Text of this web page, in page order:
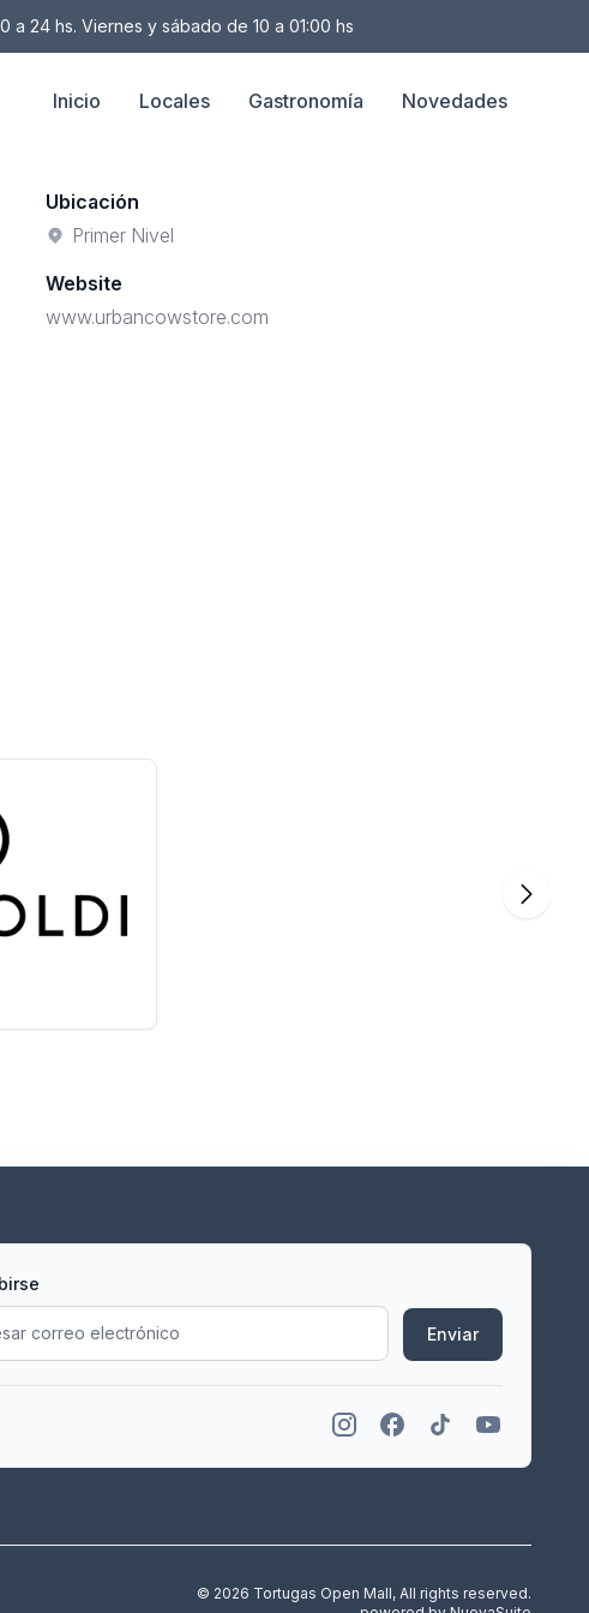
a 24 hs. Viernes y sábado de 10 a 01:00 hs
Inicio Locales Gastronomía Novedades
Ubicación
Primer Nivel
Website
www.urbancowstore.com
Enviar
© 2026 Tortugas Open Mall, All rights reserved.